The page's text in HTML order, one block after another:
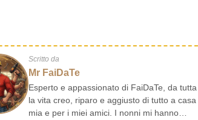
Scritto da
Mr FaiDaTe
Esperto e appassionato di FaiDaTe, da tutta
la vita creo, riparo e aggiusto di tutto a casa
mia e per i miei amici. I nonni mi hanno